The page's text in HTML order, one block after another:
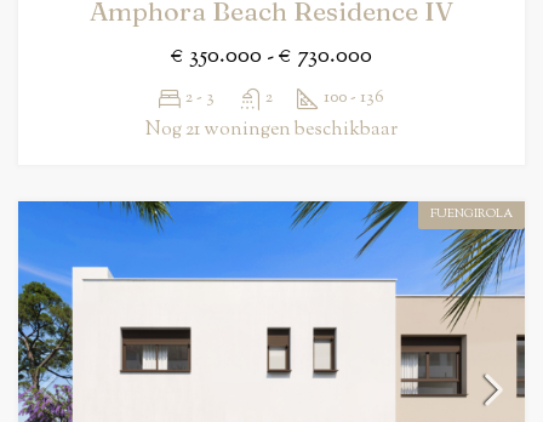
Amphora Beach Residence IV
€ 350.000 - € 730.000
2 - 3 2 100 - 136
Nog 21 woningen beschikbaar
FUENGIROLA